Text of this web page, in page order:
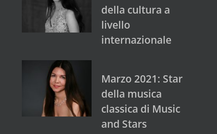
della cultura a
livello
internazionale
Marzo 2021: Star
della musica
classica di Music
and Stars